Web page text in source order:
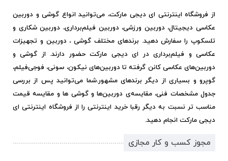
از فروشگاه اینترنتی ای دیجی مارکت، می‌توانید انواع گوشی و دوربین
عکاسی دیجیتال، دوربین ورزشی، دوربین فیلم‌برداری، دوربین شکاری و
تلسکوپ را سفارش دهید. برندهای مختلف گوشی ، دوربین و تجهیزات
عکاسی و فیلم‌برداری در ای دیجی مارکت حضور دارند. از گوشی و
دوربین‌های عکاسی کانن گرفته تا دوربین‌های نیکون، سونی، فوجی‌فیلم،
گوپرو و بسیاری از دیگر برندهای مشهور.شما می‌توانید پس از بررسی
جدول مشخصات فنی، مقایسه‌ی دوربین‌ها و گوشی ها و مقایسه قیمت
مناسب تر نسبت به دیگر رقبا خرید اینترنتی را از فروشگاه اینترنتی ای
دیجی مارکت انجام دهید.
مجوز کسب و کار مجازی